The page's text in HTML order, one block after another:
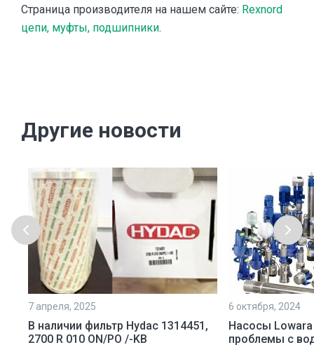
Страница производителя на нашем сайте: Rexnord
цепи, муфты, подшипники.
Другие новости
7 апреля, 2025
В наличии фильтр Hydac 1314451,
2700 R 010 ON/PO /-KB
6 октября, 2024
Насосы
проблемы с